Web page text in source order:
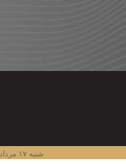
شنبه ۱۷ مرداد ۱۴۰۵ ساعت:۱۳:۱۳